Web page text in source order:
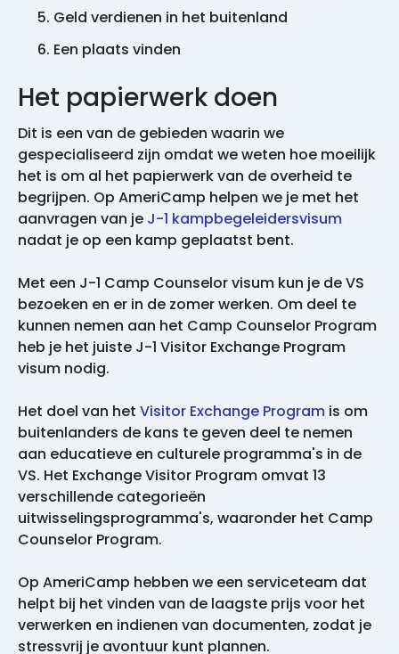
Geld verdienen in het buitenland
Een plaats vinden
Het papierwerk doen
Dit is een van de gebieden waarin we
gespecialiseerd zijn omdat we weten hoe moeilijk
het is om al het papierwerk van de overheid te
begrijpen. Op AmeriCamp helpen we je met het
aanvragen van je J-1 kampbegeleidersvisum
nadat je op een kamp geplaatst bent.
Met een J-1 Camp Counselor visum kun je de VS
bezoeken en er in de zomer werken. Om deel te
kunnen nemen aan het Camp Counselor Program
heb je het juiste J-1 Visitor Exchange Program
visum nodig.
Het doel van het Visitor Exchange Program is om
buitenlanders de kans te geven deel te nemen
aan educatieve en culturele programma's in de
VS. Het Exchange Visitor Program omvat 13
verschillende categorieën
uitwisselingsprogramma's, waaronder het Camp
Counselor Program.
Op AmeriCamp hebben we een serviceteam dat
helpt bij het vinden van de laagste prijs voor het
verwerken en indienen van documenten, zodat je
stressvrij je avontuur kunt plannen.